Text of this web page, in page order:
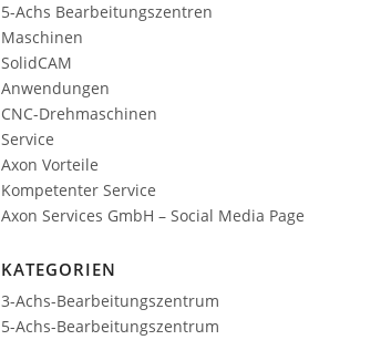
5-Achs Bearbeitungszentren
Maschinen
SolidCAM
Anwendungen
CNC-Drehmaschinen
Service
Axon Vorteile
Kompetenter Service
Axon Services GmbH – Social Media Page
KATEGORIEN
3-Achs-Bearbeitungszentrum
5-Achs-Bearbeitungszentrum